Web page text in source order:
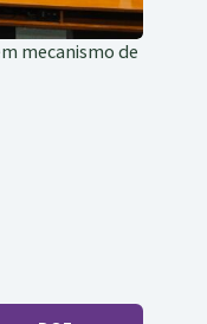
mecanismo de